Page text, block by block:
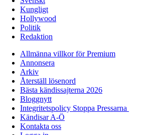
Kungligt
Hollywood
Politik
Redaktion
Allmänna villkor för Premium
Annonsera
Arkiv
Återställ lösenord
Bästa kändissajterna 2026
Bloggnytt
Integritetspolicy Stoppa Pressarna
Kändisar A-Ö
Kontakta oss